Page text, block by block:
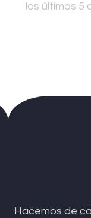
los últimos 5
Hacemos de